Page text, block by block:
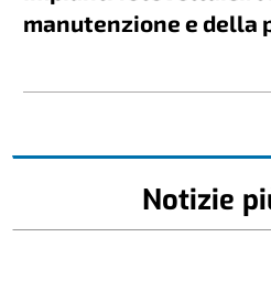
manutenzione e della
Notizie